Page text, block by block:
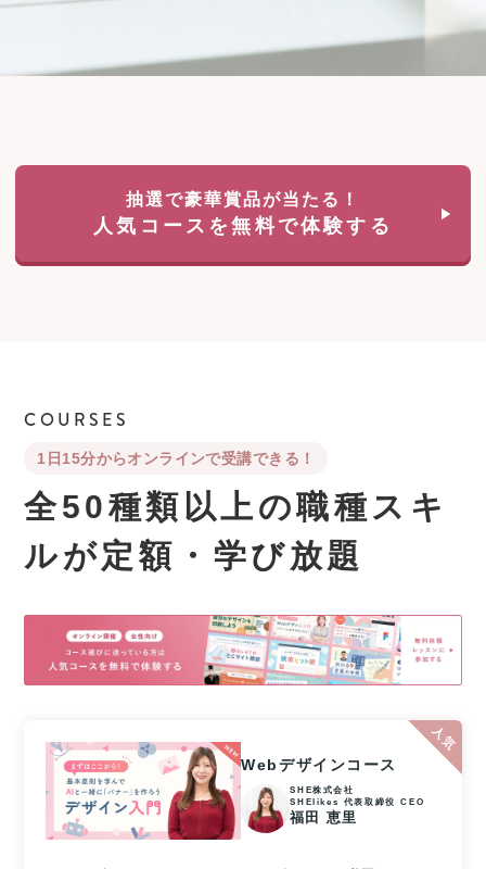
抽選で豪華賞品が当たる！
人気コースを無料で体験する
COURSES
1日15分からオンラインで受講できる！
全50種類以上の職種スキ
ルが定額・学び放題
Webデザインコース
SHE株式会社
SHElikes 代表取締役 CEO
福田 恵里